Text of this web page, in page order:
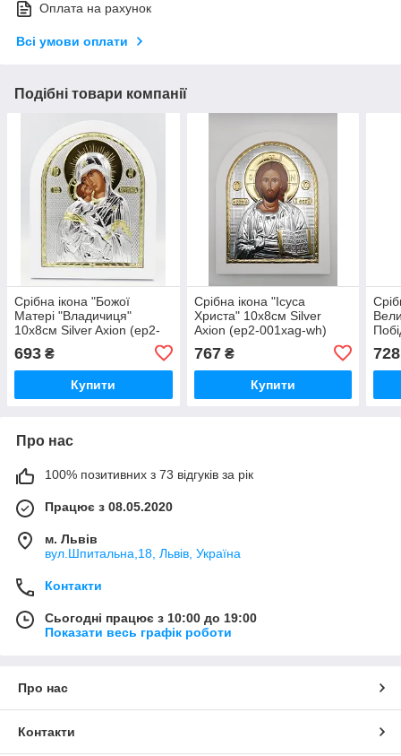
Оплата на рахунок
Всі умови оплати
Подібні товари компанії
Срібна ікона "Божої
Матері "Владичиця"
10х8см Silver Axion (ep2-
693 ₴
Купити
Срібна ікона "Ісуса
Христа" 10х8см Silver
Axion (ep2-001xag-wh)
767₴
Купити
wh)
728
Про нас
100% позитивних з 73 відгуків за рік
Працює з 08.05.2020
м. Львів
вул.Шпитальна,18, Львів, Україна
Контакти
Сьогодні працює з 10:00 до 19:00
Показати весь графік роботи
Про нас
Контакти